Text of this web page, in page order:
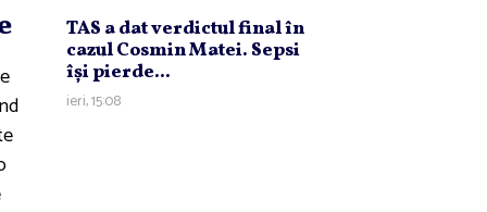
TAS a dat verdictul final în
cazul Cosmin Matei. Sepsi
îşi pierde...
ieri, 15:08